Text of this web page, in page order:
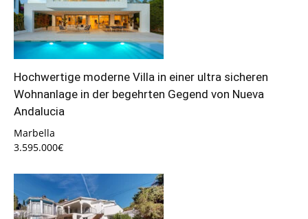
Hochwertige moderne Villa in einer ultra sicheren
Wohnanlage in der begehrten Gegend von Nueva
Andalucia
Marbella
3.595.000€